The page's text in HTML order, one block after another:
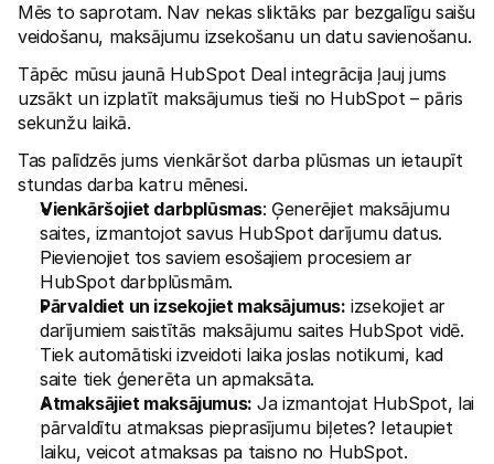
Mēs to saprotam. Nav nekas sliktāks par bezgalīgu saišu
veidošanu, maksājumu izsekošanu un datu savienošanu.
Tāpēc mūsu jaunā HubSpot Deal integrācija ļauj jums
uzsākt un izplatīt maksājumus tieši no HubSpot – pāris
sekunžu laikā.
Tas palīdzēs jums vienkāršot darba plūsmas un ietaupīt
stundas darba katru mēnesi.
Vienkāršojiet darbplūsmas: Ģenerējiet maksājumu
saites, izmantojot savus HubSpot darījumu datus.
Pievienojiet tos saviem esošajiem procesiem ar
HubSpot darbplūsmām.
Pārvaldiet un izsekojiet maksājumus: izsekojiet ar
darījumiem saistītās maksājumu saites HubSpot vidē.
Tiek automātiski izveidoti laika joslas notikumi, kad
saite tiek ģenerēta un apmaksāta.
Atmaksājiet maksājumus: Ja izmantojat HubSpot, lai
pārvaldītu atmaksas pieprasījumu biļetes? Ietaupiet
laiku, veicot atmaksas pa taisno no HubSpot.
Karjeras
Nāc strādāt pie mums – mēs
meklējam kolēģus!
Sazināties
Pircējiem
Uzziniet, kāpēc Mollie ir jūsu bankas izrakstā
Mollie klientiem
Sazinieties ar pārdošanas komandu
Atklājiet, kā mēs varam palīdzēt jūsu uzņēmumam